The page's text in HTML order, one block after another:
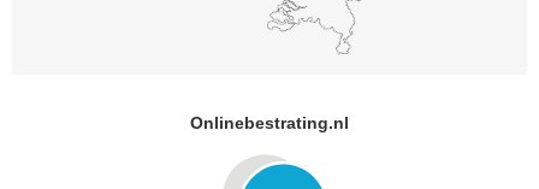
Onlinebestrating.nl